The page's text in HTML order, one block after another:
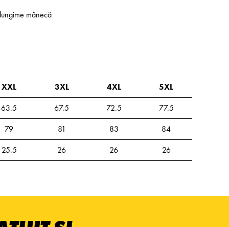
mânecă
XXL 3XL 4XL
5XL
63.5 67.5 72.5
77.5
79 81 83
84
25.5 26 26 26